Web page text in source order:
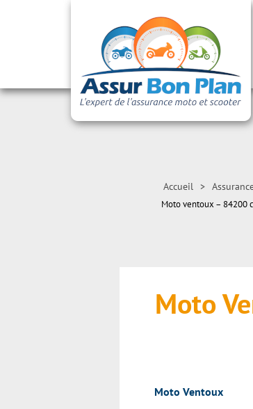
Accueil >
Moto ventoux – 84200
Moto
Moto Ventoux